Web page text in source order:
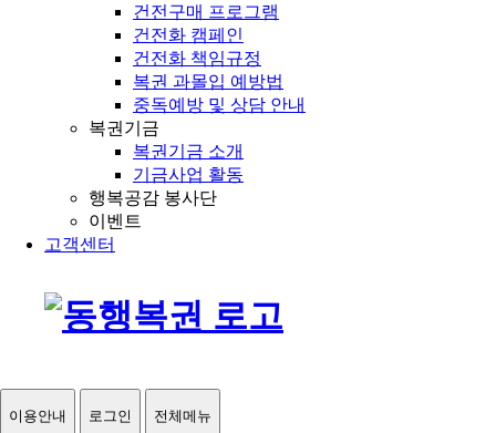
건전구매 프로그램
건전화 캠페인
건전화 책임규정
복권 과몰입 예방법
중독예방 및 상담 안내
복권기금
복권기금 소개
기금사업 활동
행복공감 봉사단
이벤트
고객센터
이용안내 로그인 전체메뉴